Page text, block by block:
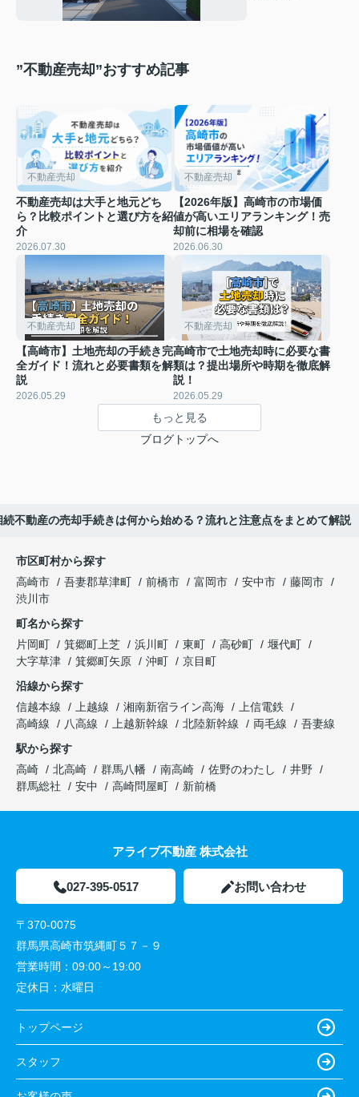
”不動産売却”おすすめ記事
不動産売却
不動産売却は大手と地元どち
ら？比較ポイントと選び方を紹
介
2026.07.30
不動産売却
【2026年版】高崎市の市場価
値が高いエリアランキング！売
却前に相場を確認
2026.06.30
不動産売却
【高崎市】土地売却の手続き完
全ガイド！流れと必要書類を解
説
2026.05.29
不動産売却
高崎市で土地売却時に必要な書
類は？提出場所や時期を徹底解
説！
2026.05.29
もっと見る
ブログトップへ
続不動産の売却手続きは何から始める？流れと注意点をまとめて解説
市区町村から探す
高崎市
吾妻郡草津町 前橋市 富岡市 安中市
藤岡市
渋川市
町名から探す
片岡町
箕郷町上芝 浜川町 東町 高砂町
堰代町
大字草津
箕郷町矢原 沖町
京目町
沿線から探す
信越本線
上越線 湘南新宿ライン高海
上信電鉄
高崎線
八高線 上越新幹線 北陸新幹線 両毛線
吾妻線
駅から探す
高崎
北高崎 群馬八幡 南高崎 佐野のわたし
井野
群馬総社
安中 高崎問屋町 新前橋
アライブ不動産 株式会社
027-395-0517 お問い合わせ
〒370-0075
群馬県高崎市筑縄町５７－９
営業時間： 09:00～19:00
定休日： 水曜日
トップページ
スタッフ